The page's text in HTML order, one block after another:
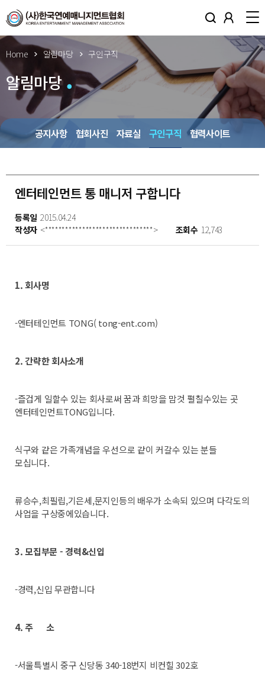
Home 알림마당 구인구직
알림마당
공지사항 협회사진 자료실 구인구직 협력사이트
엔터테인먼트 통 매니저 구합니다
등록일 2015.04.24
작성자 <********************************> 조회수 12,743
1. 회사명
-엔터테인먼트 TONG( tong-ent.com)
2. 간략한 회사소개
-즐겁게 일할수 있는 회사로써 꿈과 희망을 맘것 펼칠수있는 곳
엔터테인먼트TONG입니다.
식구와 같은 가족개념을 우선으로 같이 커갈수 있는 분들
모십니다.
류승수,최필립,기은세,문지인등의 배우가 소속되 있으며 다각도의
사업을 구상중에있습니다.
3. 모집부문 - 경력&신입
-경력,신입 무관합니다
4. 주 소
-서울특별시 중구 신당동 340-18번지 비컨힐 302호